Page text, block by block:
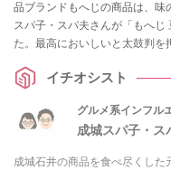
品ブランドもへじの商品は、味
スパ子・スパ夫さんが「もへじ
た。最高においしいと太鼓判
チェックしてみてくださいね。
イチオシスト
グルメ系インフル
成城スパ子・ス
成城石井の商品を食べ尽くし